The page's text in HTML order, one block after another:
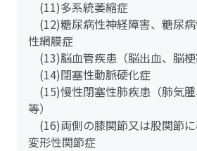
(11)多系統萎縮症
(12)糖尿病性神経障害、糖尿
性網膜症
(13)脳血管疾患（脳出血、脳梗
(14)閉塞性動脈硬化症
(15)慢性閉塞性肺疾患（肺気
等）
(16)両側の膝関節又は股関節
変形性関節症